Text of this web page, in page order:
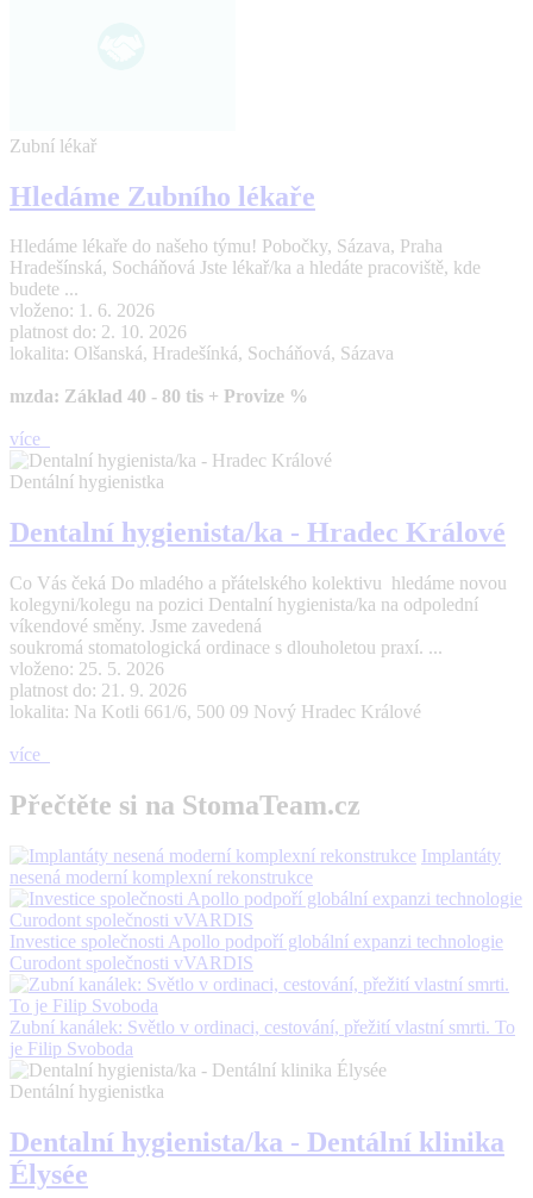
Zubní lékař
Hledáme Zubního lékaře
Hledáme lékaře do našeho týmu! Pobočky, Sázava, Praha
Hradešínská, Socháňová Jste lékař/ka a hledáte pracoviště, kde
budete ...
vloženo: 1. 6. 2026
platnost do: 2. 10. 2026
lokalita: Olšanská, Hradešínká, Socháňová, Sázava
mzda: Základ 40 - 80 tis + Provize %
více
Dentální hygienistka
Dentalní hygienista/ka - Hradec Králové
Co Vás čeká Do mladého a přátelského kolektivu hledáme novou
kolegyni/kolegu na pozici Dentalní hygienista/ka na odpolední
víkendové směny. Jsme zavedená
soukromá stomatologická ordinace s dlouholetou praxí. ...
vloženo: 25. 5. 2026
platnost do: 21. 9. 2026
lokalita: Na Kotli 661/6, 500 09 Nový Hradec Králové
více
Přečtěte si na StomaTeam.cz
Implantáty
nesená moderní komplexní rekonstrukce
Investice společnosti Apollo podpoří globální expanzi technologie
Curodont společnosti vVARDIS
Zubní kanálek: Světlo v ordinaci, cestování, přežití vlastní smrti. To
je Filip Svoboda
Dentální hygienistka
Dentalní hygienista/ka - Dentální klinika
Élysée